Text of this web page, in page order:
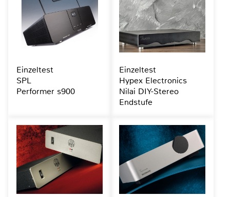
Einzeltest
SPL
Performer s900
Einzeltest
Hypex Electronics
Nilai DIY-Stereo
Endstufe